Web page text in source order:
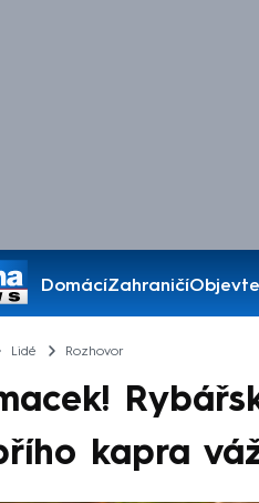
DomácíZahraničí
Pořady
Lidé Rozhovor
kapra